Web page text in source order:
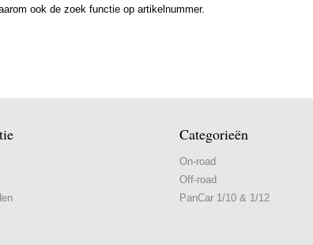
ook de zoek functie op artikelnummer.
Categorieën
On-road
Off-road
PanCar 1/10 & 1/12